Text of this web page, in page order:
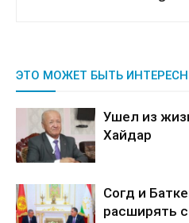
ЭТО МОЖЕТ БЫТЬ
Ушел из
Хайдар
Согд и
расширять